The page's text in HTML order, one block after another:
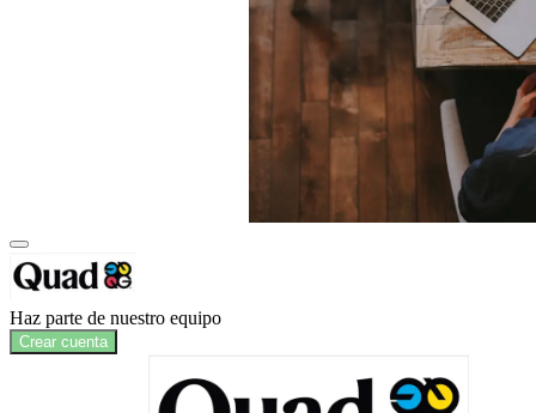
Haz parte de nuestro equipo
Crear cuenta